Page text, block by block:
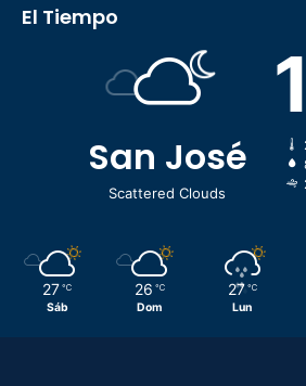
El Tiempo
San José
Scattered Clouds
27 ℃
Sáb
26 ℃
Dom
27 ℃
Lun